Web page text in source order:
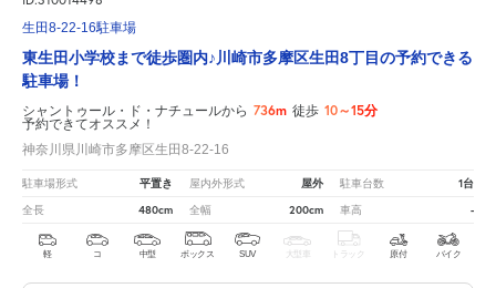
生田8-22-16駐車場
東生田小学校まで徒歩圏内♪川崎市多摩区生田8丁目の予約できる
駐車場！
シャントゥール・ド・ナチュールから 736m 徒歩 10～15分
予約できてオススメ！
神奈川県川崎市多摩区生田8-22-16
駐車場形式 平置き 屋内外形式 屋外 駐車台数 1台
全長 480cm 全幅 200cm 車高 -
軽 コ 中型 ボックス SUV 大型車 トラック 原付 バイク